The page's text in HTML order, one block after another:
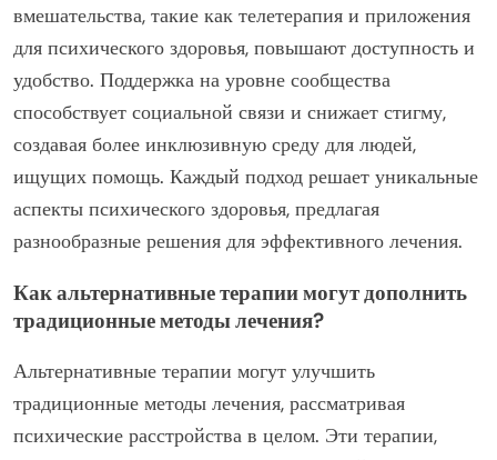
вмешательства, такие как телетерапия и приложения
для психического здоровья, повышают доступность и
удобство. Поддержка на уровне сообщества
способствует социальной связи и снижает стигму,
создавая более инклюзивную среду для людей,
ищущих помощь. Каждый подход решает уникальные
аспекты психического здоровья, предлагая
разнообразные решения для эффективного лечения.
Как альтернативные терапии могут дополнить
традиционные методы лечения?
Альтернативные терапии могут улучшить
традиционные методы лечения, рассматривая
психические расстройства в целом. Эти терапии,